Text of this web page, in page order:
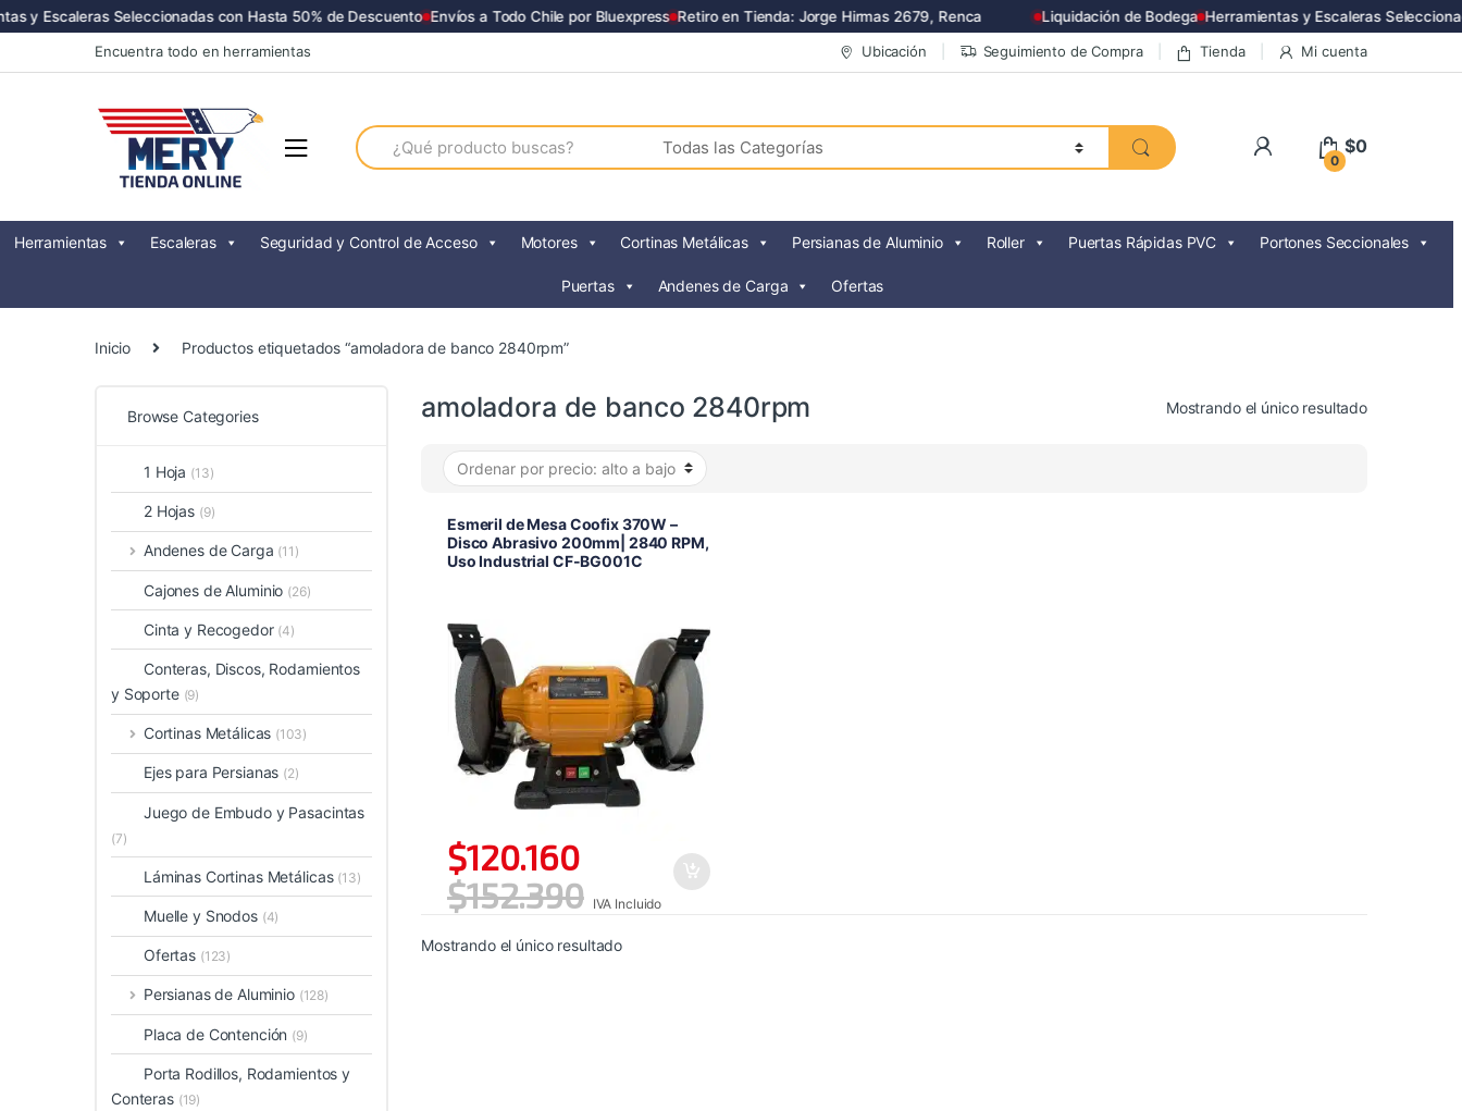
y Escaleras Seleccionadas con Hasta 50% de Descuento Envíos a Todo Chile por Bluexpress Retiro en Tienda: Jorge Hirmas 2679, Renca Liquidación de Bodega Herramientas y Escaleras
to
to
Encuentra todo en herramientas Ubicación Seguimiento de Compra Tienda Mi cuenta
Search
for:
0
$0
Herramientas Escaleras Seguridad y Control de Acceso Motores Cortinas Metálicas Persianas de Aluminio Roller Puertas Rápidas PVC Portones Seccionales
Puertas Andenes de Carga Ofertas
Inicio Productos etiquetados “amoladora de banco 2840rpm”
amoladora de banco 2840rpm Mostrando el único resultado
Esmeril de Mesa Coofix 370W –
Disco Abrasivo 200mm| 2840 RPM,
Uso Industrial CF-BG001C
$120.160
$152.390 IVA Incluido
Mostrando el único resultado
Browse Categories
1 Hoja (13)
2 Hojas (9)
Andenes de Carga (11)
Cajones de Aluminio (26)
Cinta y Recogedor (4)
Conteras, Discos, Rodamientos
y Soporte (9)
Cortinas Metálicas (103)
Ejes para Persianas (2)
Juego de Embudo y Pasacintas
(7)
Láminas Cortinas Metálicas (13)
Muelle y Snodos (4)
Ofertas (123)
Persianas de Aluminio (128)
Placa de Contención (9)
Porta Rodillos, Rodamientos y
Conteras (19)